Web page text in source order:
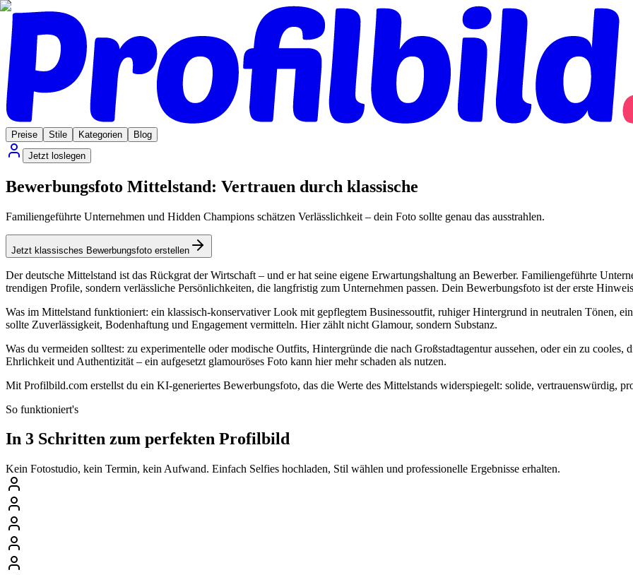
Preise Stile Kategorien
Blog
Jetzt loslegen
Bewerbungsfoto Mittelstand: Vertrauen durch klassische
Familiengeführte Unternehmen und Hidden Champions schätzen Verlässlichkeit – dein Foto sollte genau das ausstrahlen.
Jetzt klassisches Bewerbungsfoto erstellen
Der deutsche Mittelstand ist das Rückgrat der Wirtschaft – und er hat seine eigene Erwartungshaltung an Bewerber. Familiengeführte
trendigen Profile, sondern verlässliche Persönlichkeiten, die langfristig zum Unternehmen passen. Dein Bewerbungsfoto ist der erste
Was im Mittelstand funktioniert: ein klassisch-konservativer Look mit gepflegtem Businessoutfit, ruhiger Hintergrund in neutralen Tönen,
sollte Zuverlässigkeit, Bodenhaftung und Engagement vermitteln. Hier zählt nicht Glamour, sondern Substanz.
Was du vermeiden solltest: zu experimentelle oder modische Outfits, Hintergründe die nach Großstadtagentur aussehen, oder ein zu cooles,
Ehrlichkeit und Authentizität – ein aufgesetzt glamouröses Foto kann hier mehr schaden als nutzen.
Mit Profilbild.com erstellst du ein KI-generiertes Bewerbungsfoto, das die Werte des Mittelstands widerspiegelt: solide, vertrauenswürdig,
So funktioniert's
In 3 Schritten zum perfekten Profilbild
Kein Fotostudio, kein Termin, kein Aufwand. Einfach Selfies hochladen, Stil wählen und professionelle Ergebnisse erhalten.